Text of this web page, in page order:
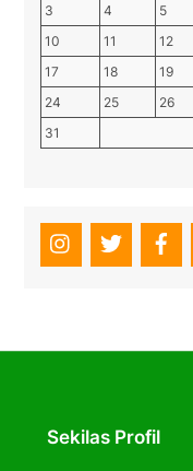
3
4 5
10
11 12
17
18 19
24
25 26
31
Sekilas Profil